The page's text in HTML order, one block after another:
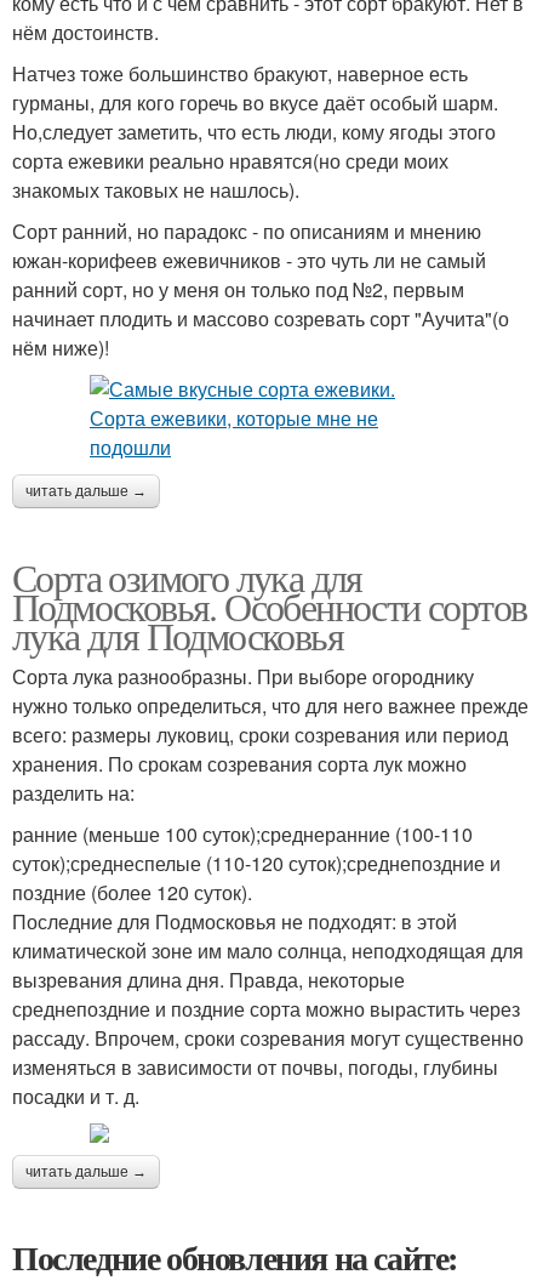
нём достоинств.
Натчез тоже большинство бракуют, наверное есть
гурманы, для кого горечь во вкусе даёт особый шарм.
Но,следует заметить, что есть люди, кому ягоды этого
сорта ежевики реально нравятся(но среди моих
знакомых таковых не нашлось).
Сорт ранний, но парадокс - по описаниям и мнению
южан-корифеев ежевичников - это чуть ли не самый
ранний сорт, но у меня он только под №2, первым
начинает плодить и массово созревать сорт "Аучита"(о
нём ниже)!
читать дальше →
Сорта озимого лука для
Подмосковья. Особенности сортов
лука для Подмосковья
Сорта лука разнообразны. При выборе огороднику
нужно только определиться, что для него важнее прежде
всего: размеры луковиц, сроки созревания или период
хранения. По срокам созревания сорта лук можно
разделить на:
ранние (меньше 100 суток);среднеранние (100-110
суток);среднеспелые (110-120 суток);среднепоздние и
поздние (более 120 суток).
Последние для Подмосковья не подходят: в этой
климатической зоне им мало солнца, неподходящая для
вызревания длина дня. Правда, некоторые
среднепоздние и поздние сорта можно вырастить через
рассаду. Впрочем, сроки созревания могут существенно
изменяться в зависимости от почвы, погоды, глубины
посадки и т. д.
читать дальше →
Последние обновления на сайте: